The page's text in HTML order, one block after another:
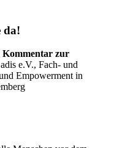
da!
Kommentar zur
e.V., Fach- und
Empowerment in